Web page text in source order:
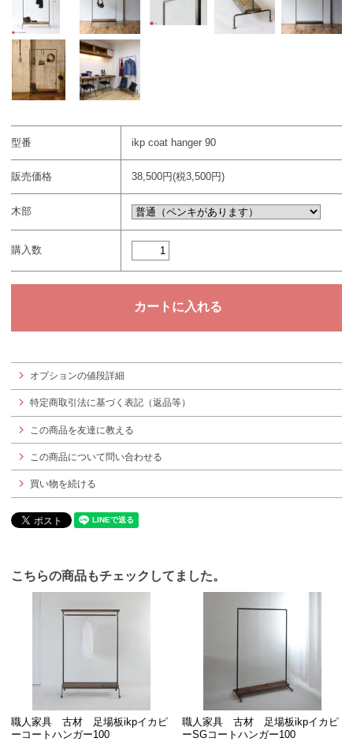
型番 ikp coat hanger 90
販売価格 38,500円(税3,500円)
木部
購入数
オプションの値段詳細
特定商取引法に基づく表記（返品等）
この商品を友達に教える
この商品について問い合わせる
買い物を続ける
こちらの商品もチェックしてました。
職人家具 古材 足場板ikpイカピ
ーコートハンガー100
職人家具 古材 足場板ikpイカピ
ーSGコートハンガー100